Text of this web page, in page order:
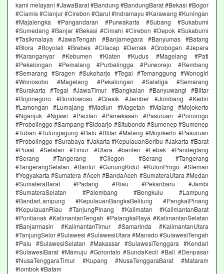
kami melayani #JawaBarat #Bandung #BandungBarat #Bekasi #Bogor
#Ciamis #Cianjur #Cirebon #Garut #Indramayu #Karawang #Kuningan
#Majalengka #Pangandaran #Purwakarta #Subang #Sukabumi
#Sumedang #Banjar #Bekasi #Cimahi #Cirebon #Depok #Sukabumi
#Tasikmalaya #JawaTengah #Banjarnegara #Banyumas #Batang
#Blora #Boyolali #Brebes #Cilacap #Demak #Grobogan #Jepara
#Karanganyar #Kebumen #Klaten #Kudus #Magelang #Pati
#Pekalongan #Pemalang #Purbalingga #Purworejo #Rembang
#Semarang #Sragen #Sukoharjo #Tegal #Temanggung #Wonogiri
#Wonosobo #Magelang #Pekalongan #Salatiga #Semarang
#Surakarta #Tegal #JawaTimur #Bangkalan #Banyuwangi #Blitar
#Bojonegoro #Bondowoso #Gresik #Jember #Jombang #Kediri
#Lamongan #Lumajang #Madiun #Magetan #Malang #Mojokerto
#Nganjuk #Ngawi #Pacitan #Pamekasan #Pasuruan #Ponorogo
#Probolinggo #Sampang #Sidoarjo #Situbondo #Sumenep #Sumenep
#Tuban #Tulungagung #Batu #Blitar #Malang #Mojokerto #Pasuruan
#Probolinggo #Surabaya #Jakarta #KepulauanSeribu #Jakarta #Barat
#Pusat #Selatan #Timur #Utara #banten #Lebak #Pandeglang
#Serang #Tangerang #Cilegon #Serang #Tangerang
#TangerangSelatan #Bantul #GunungKidul #KulonProgo #Sleman
#Yogyakarta #Sumatera #Aceh #BandaAceh #SumateraUtara #Medan
#SumateraBarat #Padang #Riau #Pekanbaru #Jambi
#SumateraSelatan #Palembang #Bengkulu #Lampung
#BandarLampung #KepulauanBangkaBelitung #PangkalPinang
#KepulauanRiau #TanjungPinang #Kalimatan #KalimantanBarat
#Pontianak #KalimantanTengah #PalangkaRaya #KalimantanSelatan
#Banjarmasin #KalimantanTimur #Samarinda #KalimantanUtara
#TanjungSelor #Sulawesi #SulawesiUtara #Manado #SulawesiTengah
#Palu #SulawesiSelatan #Makassar #SulawesiTenggara #Kendari
#SulawesiBarat #Mamuju #Gorontalo #SundaKecil #Bali #Denpasar
#NusaTenggaraTimur #Kupang #NusaTenggaraBarat #Mataram
#lombok #Batam